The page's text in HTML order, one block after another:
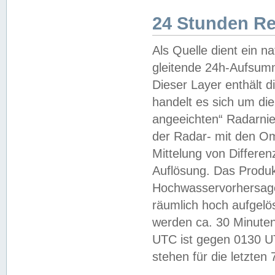
24 Stunden
Als Quelle dient ein
gleitende 24h-
Dieser Layer enthält
handelt es sich um
angeeichten“
der Radar- mit den
Mittelung von
Auflösung. Das
räumlich hoch
werden ca. 30
UTC ist gegen 0130
stehen für die letzten